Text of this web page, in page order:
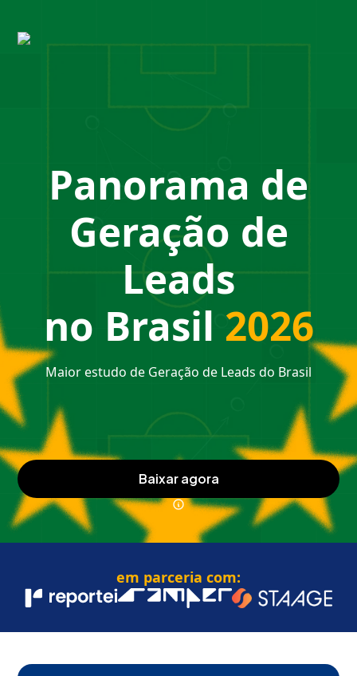
Panorama de
Geração de
Leads
no Brasil 2026
Maior estudo de Geração de Leads do Brasil
baixar agora
em parceria com: